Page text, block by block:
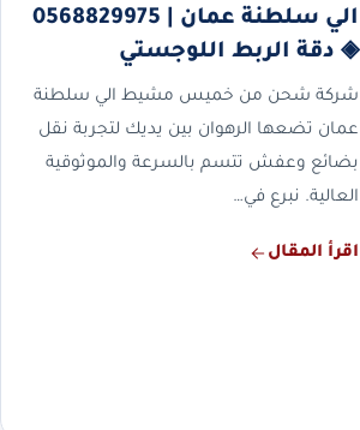
الي سلطنة عمان | 0568829975
◈ دقة الربط اللوجستي
شركة شحن من خميس مشيط الي سلطنة
عمان تضعها الرهوان بين يديك لتجربة نقل
بضائع وعفش تتسم بالسرعة والموثوقية
العالية. نبرع في…
اقرأ المقال